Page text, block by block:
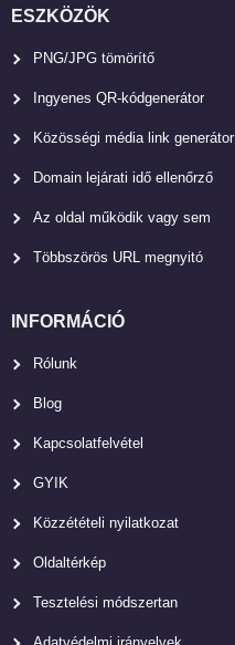
ESZKÖZÖK
PNG/JPG tömörítő
Ingyenes QR-kódgenerátor
Közösségi média link generátor
Domain lejárati idő ellenőrző
Az oldal működik vagy sem
Többszörös URL megnyitó
INFORMÁCIÓ
Rólunk
Blog
Kapcsolatfelvétel
GYIK
Közzétételi nyilatkozat
Oldaltérkép
Tesztelési módszertan